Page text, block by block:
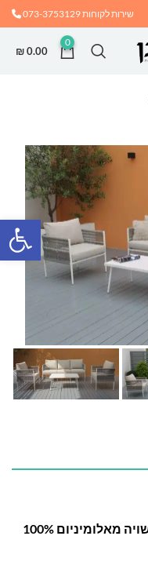
שירות לקוחות073-3753129
0
₪0.00
מערכת ישיבה מיוחדת ואלגנטית, עשויה מאלומיניום 100%